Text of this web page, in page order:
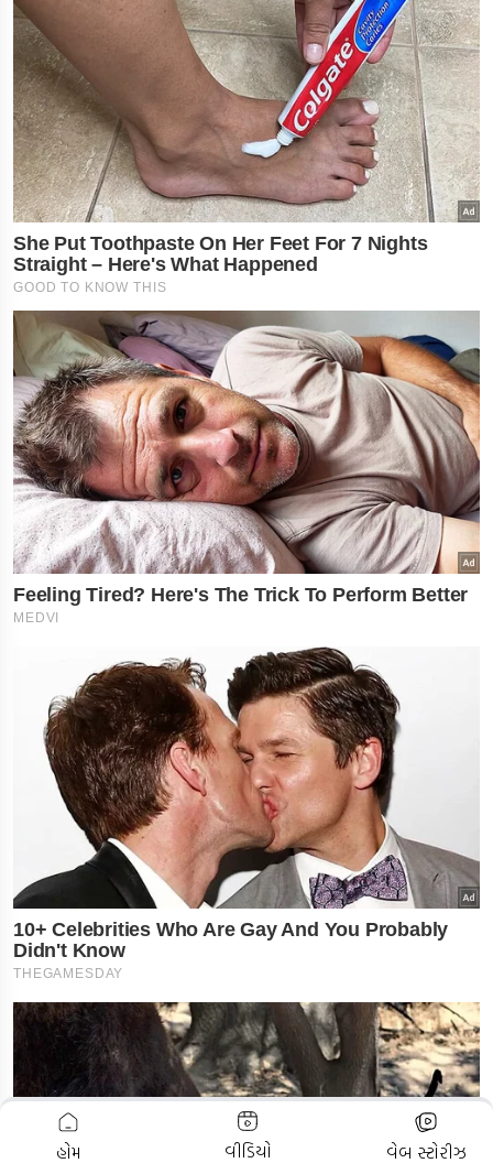
ADVERTISEMENT
હોમ વીડિયો વેબ સ્ટોરીઝ